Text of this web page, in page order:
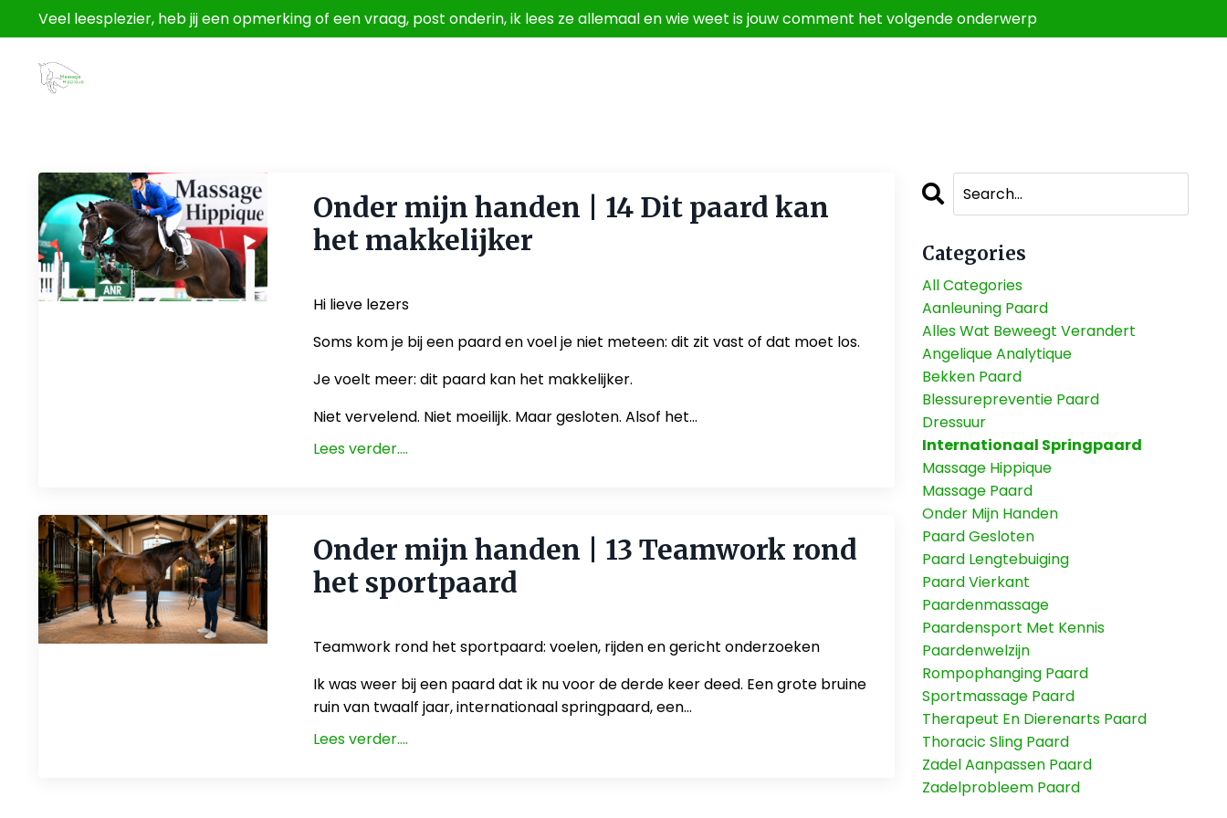
Veel leesplezier, heb jij een opmerking of een vraag, post onderin, ik lees ze allemaal en wie weet is jouw comment het volgende onderwerp
Onder mijn handen | 14 Dit paard kan
het makkelijker
Hi lieve lezers
Soms kom je bij een paard en voel je niet meteen: dit zit vast of dat moet los.
Je voelt meer: dit paard kan het makkelijker.
Niet vervelend. Niet moeilijk. Maar gesloten. Alsof het...
Lees verder....
Onder mijn handen | 13 Teamwork rond
het sportpaard
Teamwork rond het sportpaard: voelen, rijden en gericht onderzoeken
Ik was weer bij een paard dat ik nu voor de derde keer deed. Een grote bruine
ruin van twaalf jaar, internationaal springpaard, een...
Lees verder....
Categories
All Categories
Aanleuning Paard
Alles Wat Beweegt Verandert
Angelique Analytique
Bekken Paard
Blessurepreventie Paard
Dressuur
Internationaal Springpaard
Massage Hippique
Massage Paard
Onder Mijn Handen
Paard Gesloten
Paard Lengtebuiging
Paard Vierkant
Paardenmassage
Paardensport Met Kennis
Paardenwelzijn
Rompophanging Paard
Sportmassage Paard
Therapeut En Dierenarts Paard
Thoracic Sling Paard
Zadel Aanpassen Paard
Zadelprobleem Paard